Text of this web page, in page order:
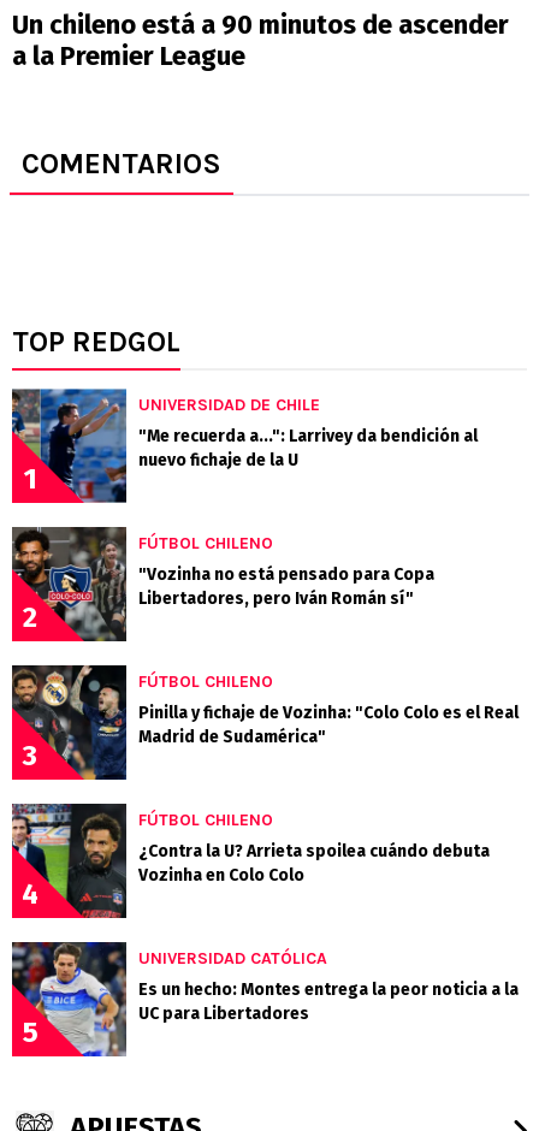
Un chileno está a 90 minutos de ascender
a la Premier League
COMENTARIOS
TOP REDGOL
1
UNIVERSIDAD DE CHILE
"Me recuerda a...": Larrivey da bendición al
nuevo fichaje de la U
2
FÚTBOL CHILENO
"Vozinha no está pensado para Copa
Libertadores, pero Iván Román sí"
3
FÚTBOL CHILENO
Pinilla y fichaje de Vozinha: "Colo Colo es el Real
Madrid de Sudamérica"
4
FÚTBOL CHILENO
¿Contra la U? Arrieta spoilea cuándo debuta
Vozinha en Colo Colo
5
UNIVERSIDAD CATÓLICA
Es un hecho: Montes entrega la peor noticia a la
UC para Libertadores